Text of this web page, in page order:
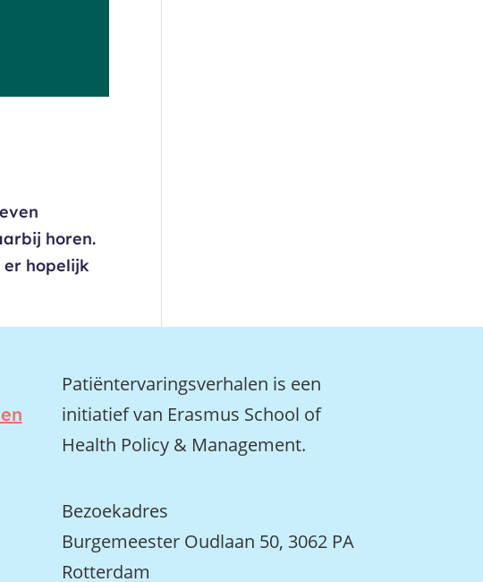
horen.
er hopelijk
Patiëntervaringsverhalen is een
initiatief van Erasmus School of
Health Policy & Management.
Bezoekadres
Burgemeester Oudlaan 50, 3062 PA
Rotterdam